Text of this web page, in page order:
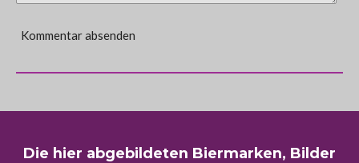
Kommentar absenden
Die hier abgebildeten Biermarken, Bilder